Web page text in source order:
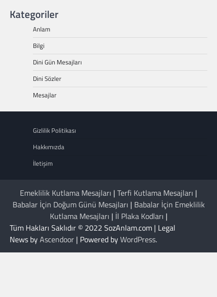
Kategoriler
Anlam
Bilgi
Dini Gün Mesajları
Dini Sözler
Mesajlar
Gizlilik Politikası
Hakkımızda
İletişim
Emeklilik Kutlama Mesajları | Terfi Kutlama Mesajları |
Babalar İçin Doğum Günü Mesajları | Babalar İçin Emeklilik
Kutlama Mesajları | İl Plaka Kodları |
Tüm Hakları Saklıdır © 2022 SozAnlam.com | Legal
News byAscendoor | Powered byWordPress.